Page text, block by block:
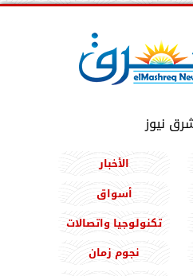
نيوز
الأخبار
أسواق
تكنولوجيا واتصالات
نجوم زمان